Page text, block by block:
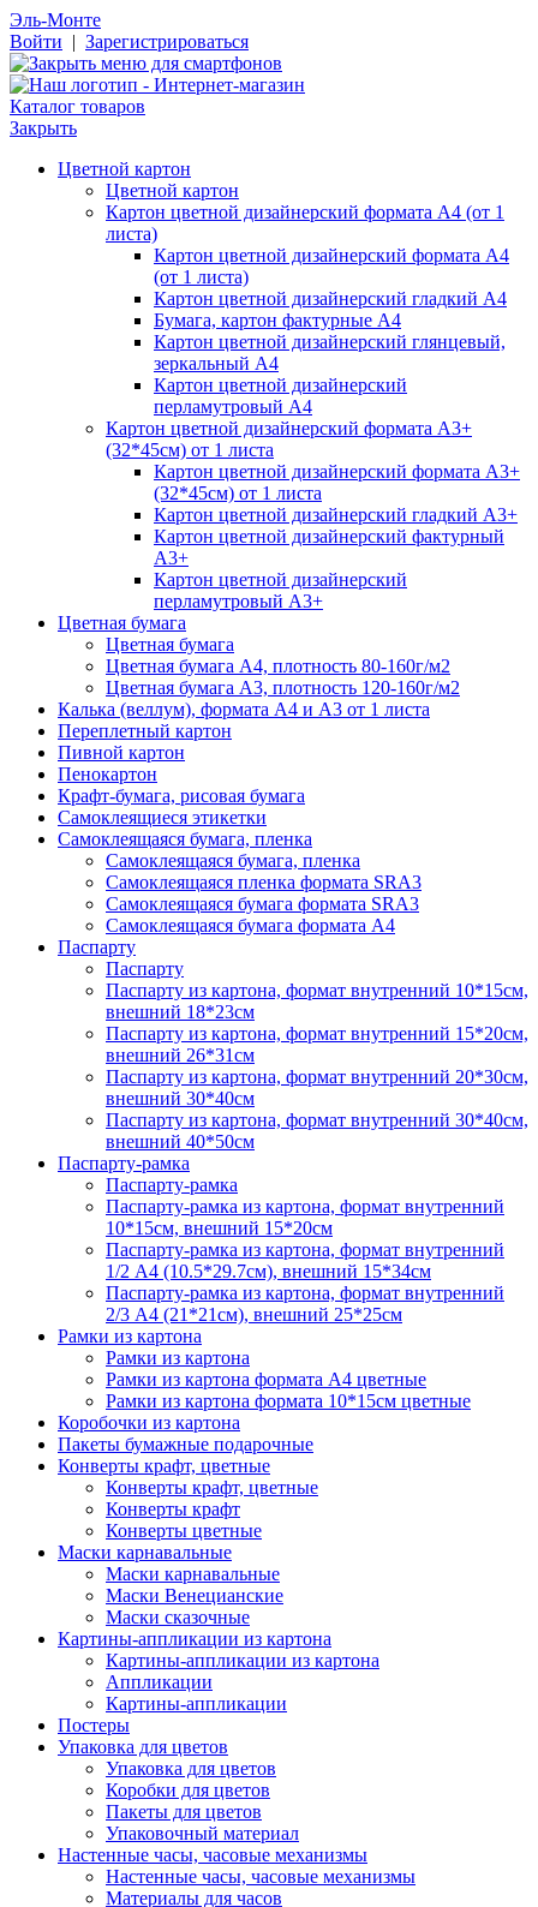
Эль-Монте
Войти | Зарегистрироваться
Каталог товаров
Закрыть
Цветной картон
Цветной картон
Картон цветной дизайнерский формата А4 (от 1
листа)
Картон цветной дизайнерский формата А4
(от 1 листа)
Картон цветной дизайнерский гладкий А4
Бумага, картон фактурные А4
Картон цветной дизайнерский глянцевый,
зеркальный А4
Картон цветной дизайнерский
перламутровый А4
Картон цветной дизайнерский формата А3+
(32*45см) от 1 листа
Картон цветной дизайнерский формата А3+
(32*45см) от 1 листа
Картон цветной дизайнерский гладкий А3+
Картон цветной дизайнерский фактурный
А3+
Картон цветной дизайнерский
перламутровый А3+
Цветная бумага
Цветная бумага
Цветная бумага А4, плотность 80-160г/м2
Цветная бумага А3, плотность 120-160г/м2
Калька (веллум), формата А4 и А3 от 1 листа
Переплетный картон
Пивной картон
Пенокартон
Крафт-бумага, рисовая бумага
Самоклеящиеся этикетки
Самоклеящаяся бумага, пленка
Самоклеящаяся бумага, пленка
Самоклеящаяся пленка формата SRА3
Самоклеящаяся бумага формата SRА3
Самоклеящаяся бумага формата А4
Паспарту
Паспарту
Паспарту из картона, формат внутренний 10*15см,
внешний 18*23см
Паспарту из картона, формат внутренний 15*20см,
внешний 26*31см
Паспарту из картона, формат внутренний 20*30см,
внешний 30*40см
Паспарту из картона, формат внутренний 30*40см,
внешний 40*50см
Паспарту-рамка
Паспарту-рамка
Паспарту-рамка из картона, формат внутренний
10*15см, внешний 15*20см
Паспарту-рамка из картона, формат внутренний
1/2 А4 (10.5*29.7см), внешний 15*34см
Паспарту-рамка из картона, формат внутренний
2/3 А4 (21*21см), внешний 25*25см
Рамки из картона
Рамки из картона
Рамки из картона формата А4 цветные
Рамки из картона формата 10*15см цветные
Коробочки из картона
Пакеты бумажные подарочные
Конверты крафт, цветные
Конверты крафт, цветные
Конверты крафт
Конверты цветные
Маски карнавальные
Маски карнавальные
Маски Венецианские
Маски сказочные
Картины-аппликации из картона
Картины-аппликации из картона
Аппликации
Картины-аппликации
Постеры
Упаковка для цветов
Упаковка для цветов
Коробки для цветов
Пакеты для цветов
Упаковочный материал
Настенные часы, часовые механизмы
Настенные часы, часовые механизмы
Материалы для часов